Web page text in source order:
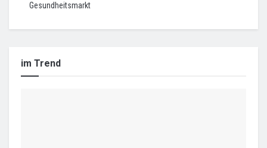
Gesundheitsmarkt
im Trend